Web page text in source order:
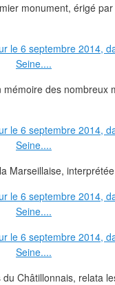
monument, érigé
des nombreux
Marseillaise,
Châtillonnais, relata